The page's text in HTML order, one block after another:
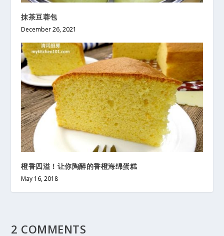
抹茶豆蓉包
December 26, 2021
橙香四溢！让你陶醉的香橙海绵蛋糕
May 16, 2018
2 COMMENTS